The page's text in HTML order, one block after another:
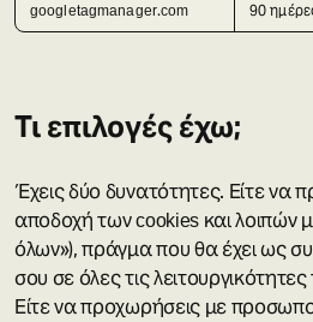
googletagmanager.com 90
Τι επιλογές έχω;
Έχεις δύο δυνατότητες. Είτε να
αποδοχή των cookies και λοιπών
όλων»), πράγμα που θα έχει ως
σου σε όλες τις
Είτε να προχωρήσεις με